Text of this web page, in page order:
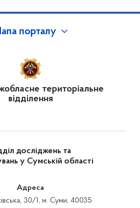
порталу
територіальне
відділення
досліджень та
у Сумській області
Адреса
30/1, м. Суми, 40035